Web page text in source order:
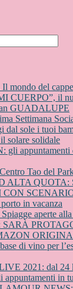
mondo del
CUERPO”, il
GUADALUPE
Settimana
dal sole i tuoi
solare solidale
gli appuntamenti
Tao del
ALTA QUOTA:
CON
in vacanza
aperte
di vino per
2021: dal 24
appuntamenti in